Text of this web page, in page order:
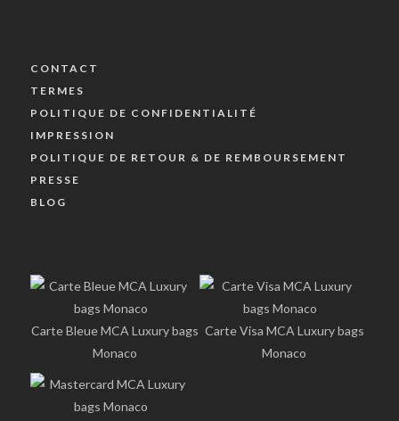
CONTACT
TERMES
POLITIQUE DE CONFIDENTIALITÉ
IMPRESSION
POLITIQUE DE RETOUR & DE REMBOURSEMENT
PRESSE
BLOG
Carte Bleue MCA Luxury bags
Monaco
Carte Visa MCA Luxury bags
Monaco